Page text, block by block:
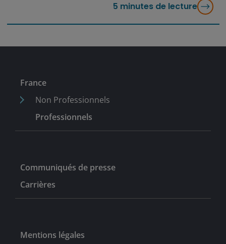
5 minutes de lecture
France
Non Professionnels
Professionnels
Communiqués de presse
Carrières
Mentions légales